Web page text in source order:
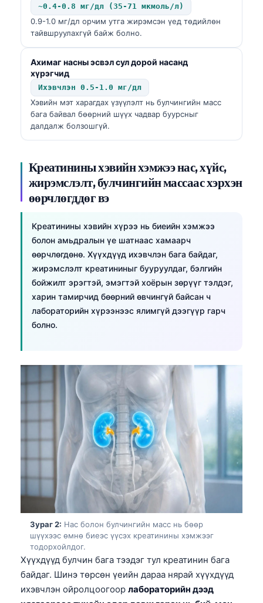
~0.4-0.8 мг/дл (35-71 мкмоль/л)
0.9-1.0 мг/дл орчим утга жирэмсэн үед төдийлөн
тайвшруулахгүй байж болно.
Ахимаг насны эсвэл сул дорой насанд
хүрэгчид
Ихэвчлэн 0.5-1.0 мг/дл
Хэвийн мэт харагдах үзүүлэлт нь булчингийн масс
бага байвал бөөрний шүүх чадвар буурсныг
далдалж болзошгүй.
Креатинины хэвийн хэмжээ нас, хүйс,
жирэмслэлт, булчингийн массаас хэрхэн
өөрчлөгддөг вэ
Креатинины хэвийн хүрээ нь биеийн хэмжээ
болон амьдралын үе шатнаас хамаарч
өөрчлөгдөнө. Хүүхдүүд ихэвчлэн бага байдаг,
жирэмслэлт креатининыг бууруулдаг, бэлгийн
бойжилт эрэгтэй, эмэгтэй хоёрын зөрүүг тэлдэг,
харин тамирчид бөөрний өвчингүй байсан ч
лабораторийн хүрээнээс ялимгүй дээгүүр гарч
болно.
Зураг 2: Нас болон булчингийн масс нь бөөр
шүүхээс өмнө биеэс үүсэх креатинины хэмжээг
тодорхойлдог.
Хүүхдүүд булчин бага тээдэг тул креатинин бага
байдаг. Шинэ төрсөн үеийн дараа нярай хүүхдүүд
ихэвчлэн ойролцоогоор лабораторийн дээд